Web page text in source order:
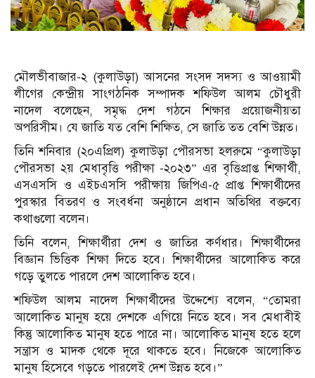
মৌলভীবাজার-২ (কুলাউড়া) আসনের সংসদ সদস্য ও আওয়ামী
লীগের কেন্দ্রীয় সাংগঠনিক সম্পাদক শফিউল আলম চৌধুরী
নাদেল বলেছেন, সমৃদ্ধ দেশ গঠনে শিক্ষার প্রয়োজনীয়তা
অপরিসীম। যে জাতি যত বেশি শিক্ষিত, সে জাতি তত বেশি উন্নত।
তিনি শনিবার (২০এপ্রিল) কুলাউড়া পৌরসভা হলরুমে “কুলাউড়া
পৌরসভা ২য় মেধাবৃত্তি পরীক্ষা -২০২৩” এর বৃত্তিপ্রাপ্ত শিক্ষার্থী,
এসএসসি ও এইচএসসি পরীক্ষায় জিপিএ-৫ প্রাপ্ত শিক্ষার্থীদের
পুরস্কার বিতরণ ও সংবর্ধনা অনুষ্ঠানে প্রধান অতিথির বক্তব্যে
কথাগুলো বলেন।
তিনি বলেন, শিক্ষার্থীরা দেশ ও জাতির কর্ণধার। শিক্ষার্থীদের
বিজ্ঞান ভিত্তিক শিক্ষা দিতে হবে। শিক্ষার্থীদের আলোকিত করে
গড়ে তুলতে পারলে দেশ আলোকিত হবে।
শফিউল আলম নাদেল শিক্ষার্থীদের উদ্দেশ্যে বলেন, “তোমরা
আলোকিত মানুষ হয়ে দেশকে এগিয়ে নিতে হবে। সব মেধাবীই
কিন্তু আলোকিত মানুষ হতে পারে না। আলোকিত মানুষ হতে হলে
সন্ত্রাস ও মাদক থেকে দূরে থাকতে হবে। নিজেকে আলোকিত
মানুষ হিসেবে গড়তে পারলেই দেশ উন্নত হবে।”